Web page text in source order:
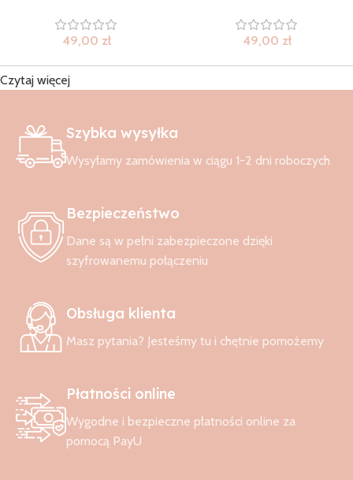
49,00 zł 49,00 zł
Czytaj więcej
Szybka wysyłka
Wysyłamy zamówienia w ciągu 1-2 dni roboczych
Bezpieczeństwo
Dane są w pełni zabezpieczone dzięki
szyfrowanemu połączeniu
Obsługa klienta
Masz pytania? Jesteśmy tu i chętnie pomożemy
Płatności online
Wygodne i bezpieczne płatności online za
pomocą PayU